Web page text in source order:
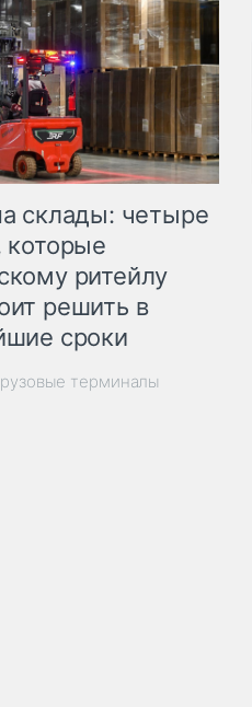
склады: четыре
которые
ритейлу
решить в
сроки
терминалы